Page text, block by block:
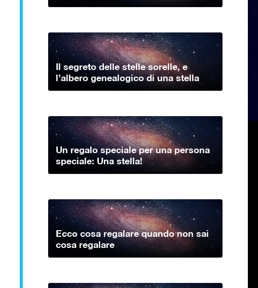
Il segreto delle stelle sorelle, e
l’albero genealogico di una stella
Un regalo speciale per una persona
speciale: Una stella!
Ecco cosa regalare quando non sai
cosa regalare